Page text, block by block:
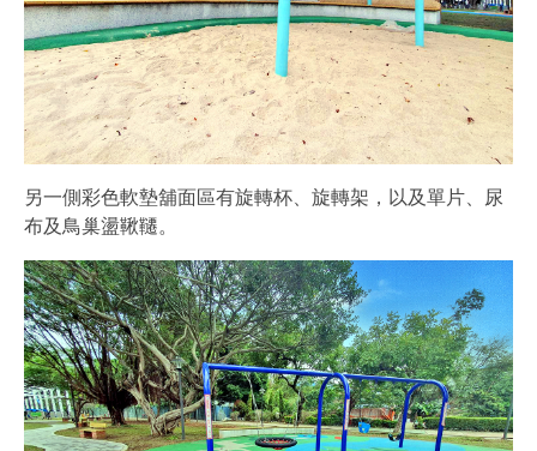
另一側彩色軟墊舖面區有旋轉杯、旋轉架，以及單片、尿
布及鳥巢盪鞦韆。